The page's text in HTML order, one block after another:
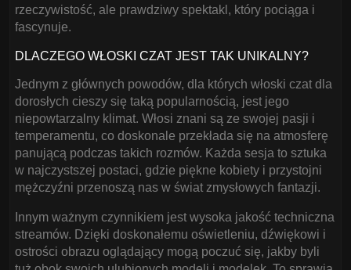
rzeczywistość, ale prawdziwy spektakl, który pociąga i
fascynuje.
DLACZEGO WŁOSKI CZAT JEST TAK UNIKALNY?
Jednym z głównych powodów, dla których włoski czat dla
dorosłych cieszy się taką popularnością, jest jego
niepowtarzalny klimat. Włosi znani są ze swojej pasji i
temperamentu, co doskonale przekłada się na atmosferę
panującą podczas takich rozmów. Każda sesja to sztuka
w najczystszej postaci, gdzie piękne kobiety i przystojni
mężczyźni przenoszą nas w świat zmysłowych fantazji.
Innym ważnym czynnikiem jest wysoka jakość techniczna
streamów. Dzięki doskonałemu oświetleniu, dźwiękowi i
ostrości obrazu oglądający mogą poczuć się, jakby byli